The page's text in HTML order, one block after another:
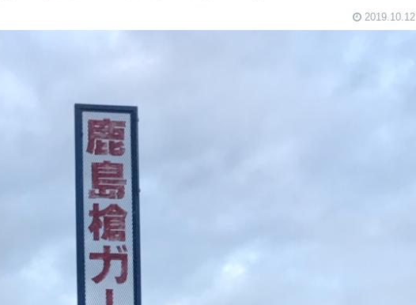
2019.10.12